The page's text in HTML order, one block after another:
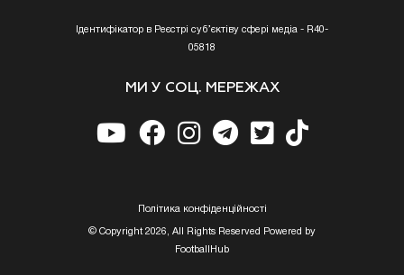
Ідентифікатор в Реєстрі суб’єктіву сфері медіа - R40-
05818
МИ У СОЦ. МЕРЕЖАХ
Полiтика конфiденцiйностi
© Copyright 2026, All Rights Reserved Powered by
FootballHub